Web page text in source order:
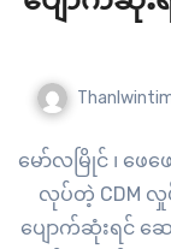
မော်လမြိုင် ၊ ဖ
လုပ်တဲ့ CDM လှုပ်
ပျောက်ဆုံးရင်